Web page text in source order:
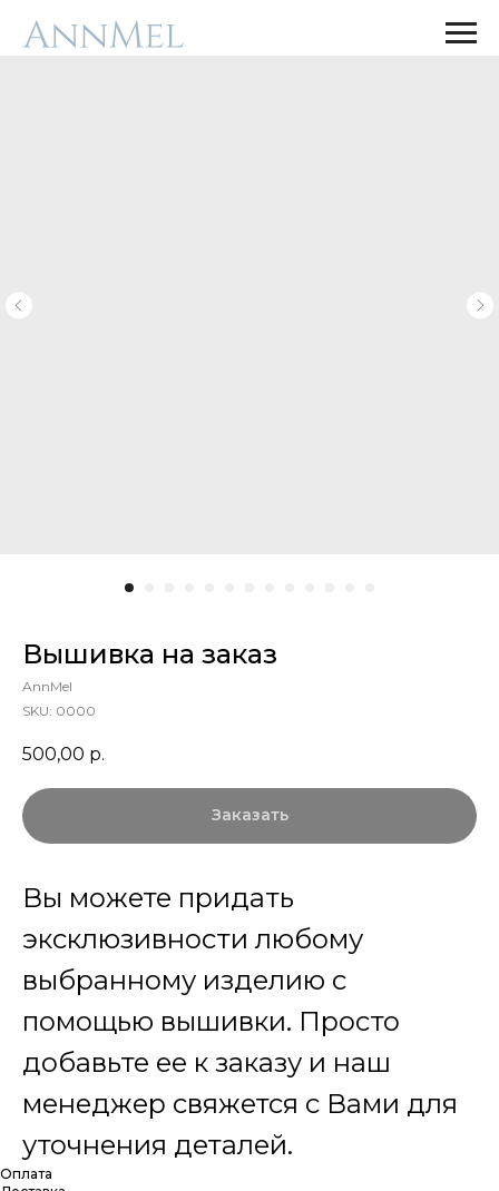
Вышивка на заказ
AnnMel
SKU: 0000
500,00 р.
Заказать
Вы можете придать
эксклюзивности любому
выбранному изделию с
помощью вышивки. Просто
добавьте ее к заказу и наш
менеджер свяжется с Вами для
уточнения деталей.
Оплата